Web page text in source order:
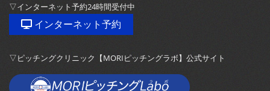
▽インターネット予約24時間受付中
インターネット予約
▽ピッチングクリニック【MORIピッチングラボ】公式サイト